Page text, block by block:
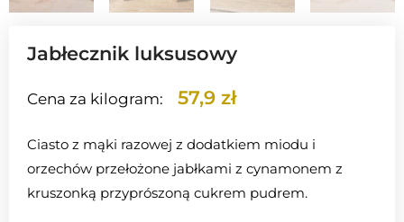
Jabłecznik luksusowy
Cena za kilogram: 57,9 zł
Ciasto z mąki razowej z dodatkiem miodu i
orzechów przełożone jabłkami z cynamonem z
kruszonką przyprószoną cukrem pudrem.